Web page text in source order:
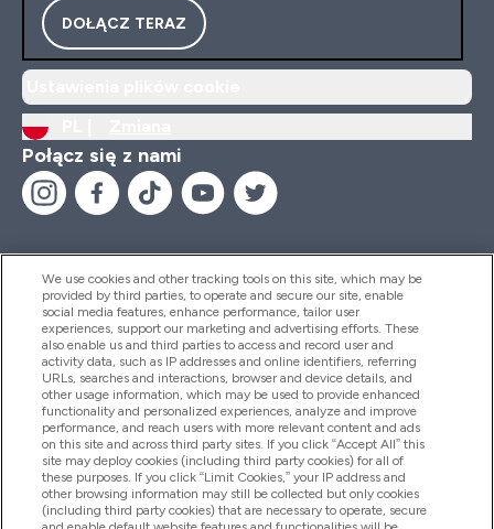
DOŁĄCZ TERAZ
Połącz się z nami
Pomoc I Informacja
Produkty
Informacje O Firmie
Okazje W Myprotein
We use cookies and other tracking tools on this site, which may be
provided by third parties, to operate and secure our site, enable
social media features, enhance performance, tailor user
experiences, support our marketing and advertising efforts. These
also enable us and third parties to access and record user and
activity data, such as IP addresses and online identifiers, referring
URLs, searches and interactions, browser and device details, and
other usage information, which may be used to provide enhanced
functionality and personalized experiences, analyze and improve
performance, and reach users with more relevant content and ads
on this site and across third party sites. If you click “Accept All” this
site may deploy cookies (including third party cookies) for all of
these purposes. If you click “Limit Cookies,” your IP address and
other browsing information may still be collected but only cookies
(including third party cookies) that are necessary to operate, secure